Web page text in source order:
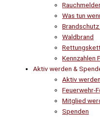
Was tun
Waldbrand
Kennzahlen
Aktiv werden &
Aktiv werden
Feuerwehr-
Mitglied
Spenden